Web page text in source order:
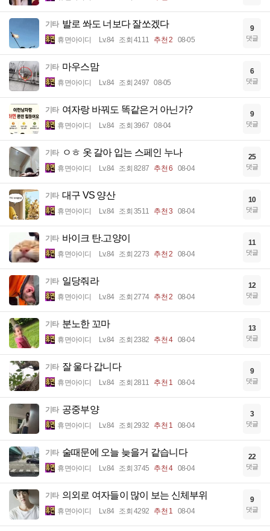
기타 발로 쏴도 너보다 잘쏘겠다
휴면아이디 Lv.84 조회 4111 추천 2 08-05
9
댓글
기타 마우스맘
휴면아이디 Lv.84 조회 2497 08-05
6
댓글
기타 여자랑 바꿔도 똑같은거 아닌가?
휴면아이디 Lv.84 조회 3967 08-04
9
댓글
기타 ㅇㅎ 옷 갈아 입는 스페인 누나
휴면아이디 Lv.84 조회 8287 추천 6 08-04
25
댓글
기타 대구 VS 양산
휴면아이디 Lv.84 조회 3511 추천 3 08-04
10
댓글
기타 바이크 탄.고양이
휴면아이디 Lv.84 조회 2273 추천 2 08-04
11
댓글
기타 일당줘라
휴면아이디 Lv.84 조회 2774 추천 2 08-04
12
댓글
기타 분노한 꼬마
휴면아이디 Lv.84 조회 2382 추천 4 08-04
13
댓글
기타 잘 울다 갑니다
휴면아이디 Lv.84 조회 2811 추천 1 08-04
9
댓글
기타 공중부양
휴면아이디 Lv.84 조회 2932 추천 1 08-04
3
댓글
기타 술때문에 오늘 늦을거 같습니다
휴면아이디 Lv.84 조회 3745 추천 4 08-04
22
댓글
기타 의외로 여자들이 많이 보는 신체부위
휴면아이디 Lv.84 조회 4292 추천 1 08-04
9
댓글